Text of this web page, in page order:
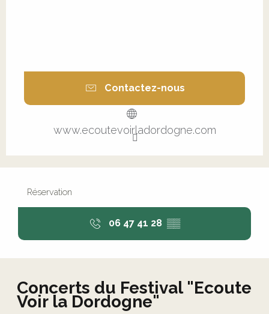
Contactez-nous
www.ecoutevoirladordogne.com
Réservation
06 47 41 28 ▒▒
Concerts du Festival "Ecoute
Voir la Dordogne"